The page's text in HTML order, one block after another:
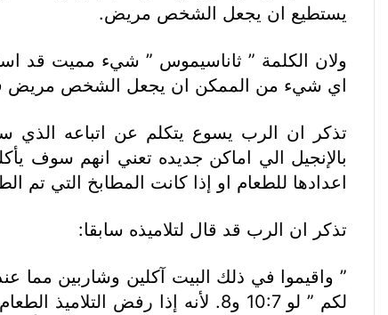
يستطيع ان يجعل الشخص مريض.
ولان الكلمة ” ثاناسيموس ” شيء مميت قد
اي شيء من الممكن ان يجعل الشخص مريض
تذكر ان الرب يسوع يتكلم عن اتباعه الذي
بالإنجيل الي اماكن جديده تعني انهم سوف
اعدادها للطعام او إذا كانت المطابخ التي تم
تذكر ان الرب قد قال لتلاميذه سابقا:
” واقيموا في ذلك البيت آكلين وشاربين مما
لكم ” لو 10:7 و8. لأنه إذا